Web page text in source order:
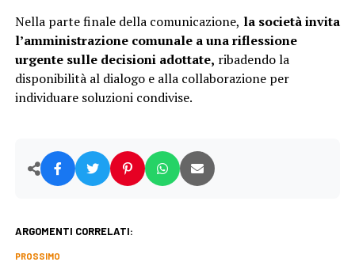
Nella parte finale della comunicazione, la società invita
l’amministrazione comunale a una riflessione
urgente sulle decisioni adottate, ribadendo la
disponibilità al dialogo e alla collaborazione per
individuare soluzioni condivise.
ARGOMENTI CORRELATI:
PROSSIMO